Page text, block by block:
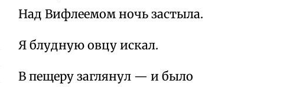
Над Вифлеемом ночь застыла.
Я блудную овцу искал.
В пещеру заглянул — и было